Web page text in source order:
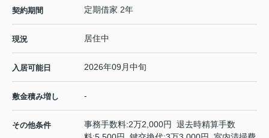
契約期間 定期借家 2年
現況 居住中
入居可能日 2026年09月中旬
敷金積み増し -
その他条件
事務手数料:2万2,000円 退去時精算手数